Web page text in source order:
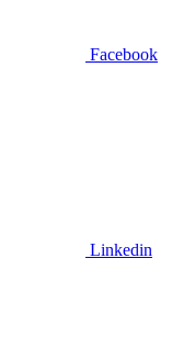
Facebook
Linkedin